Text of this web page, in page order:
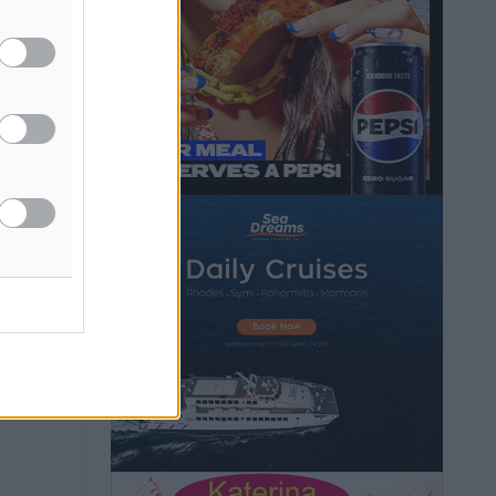
Τοπικές Ειδήσεις • πριν 11 ώρες
Iατρικός Σύλλογος Ροδου προς Α.
Γεωργιάδη: Στρατηγικές Προτάσεις για
την Ενίσχυση της Δημόσιας Υγείας στη
Νησιωτική Ελλάδα και στα
Νοσοκομεία της Γ΄ Ζώνης
πριν 11 ώρες
Πάνθηρες: Ξεκίνησαν αισιόδοξοι για
την παρθενική “πτήση” τους
πριν 11 ώρες
Άρης Αρχαγγέλου: Στο πλευρό του
άτυχου Ιάκωβου Θωμά
Αθλητικά• πριν 11 ώρες